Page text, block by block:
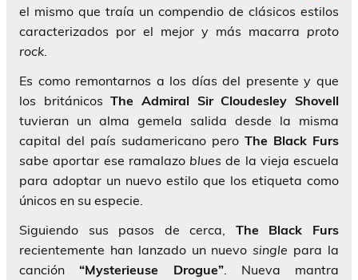
el mismo que traía un compendio de clásicos estilos
caracterizados por el mejor y más macarra proto
rock
Es como remontarnos a los días del presente y que
los británicosThe Admiral Sir Cloudesley Shovell
tuvieran un alma gemela salida desde la misma
capital del país sudamericano pero The Black Furs
sabe aportar ese ramalazo blues de la vieja escuela
para adoptar un nuevo estilo que los etiqueta como
únicos en su especie.
Siguiendo sus pasos de cerca, The Black Furs
recientemente han lanzado un nuevosingle para la
canción“Mysterieuse Drogue”. Nueva mantra